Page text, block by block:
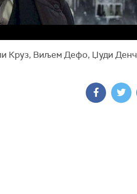
Круз, Виљем Дефо, Џуди Денч